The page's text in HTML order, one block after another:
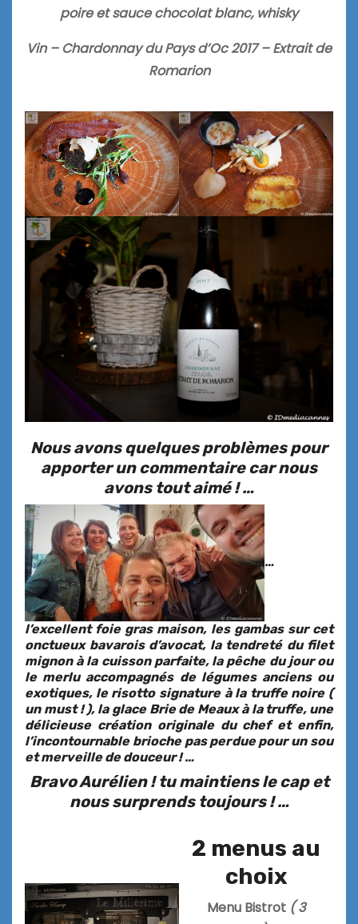
poire et sauce chocolat blanc, whisky
Vin – Chardonnay du Pays d’Oc 2017 – Extrait de
Romarion
Nous avons quelques problèmes pour
apporter un commentaire car nous
avons tout aimé ! …
…
l’excellent foie gras maison, les gambas sur cet
onctueux bavarois d’avocat, la tendreté du filet
mignon à la cuisson parfaite, la pêche du jour ou
le merlu accompagnés de légumes anciens ou
exotiques, le risotto signature à la truffe noire (
un must ! ), la glace Brie de Meaux à la truffe, une
délicieuse création originale du chef et enfin,
l’incontournable brioche pas perdue pour un sou
et merveille de douceur ! …
Bravo Aurélien ! tu maintiens le cap et
nous surprends toujours ! …
2 menus au
choix
Menu Bistrot ( 3